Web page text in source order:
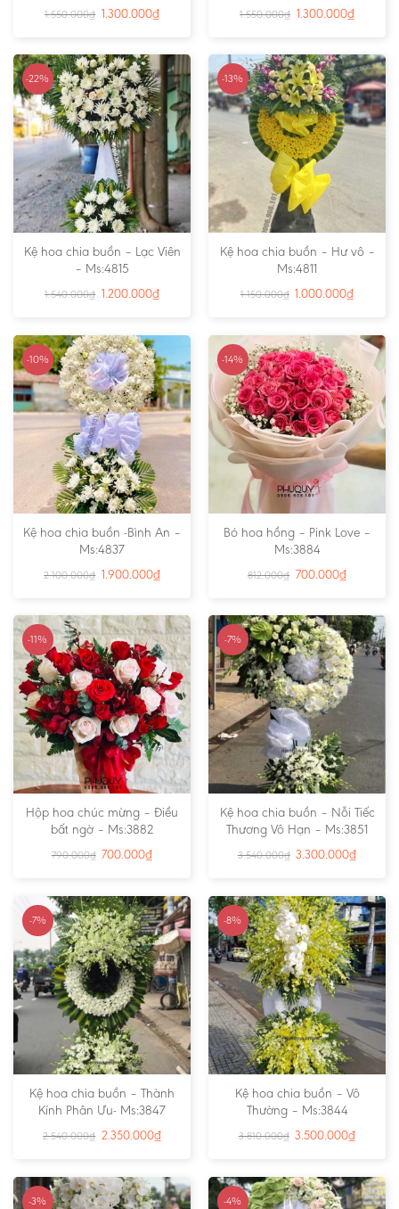
1.550.000₫ 1.300.000₫ 1.550.000₫ 1.300.000₫
-22%
Kệ hoa chia buồn – Lạc Viên
– Ms:4815
1.540.000₫ 1.200.000₫
-13%
Kệ hoa chia buồn – Hư vô –
Ms:4811
1.150.000₫ 1.000.000₫
-10%
Kệ hoa chia buồn -Bình An –
Ms:4837
2.100.000₫ 1.900.000₫
-14%
Bó hoa hồng – Pink Love –
Ms:3884
812.000₫ 700.000₫
-11%
Hộp hoa chúc mừng – Điều
bất ngờ – Ms:3882
790.000₫ 700.000₫
-7%
Kệ hoa chia buồn – Nỗi Tiếc
Thương Vô Hạn – Ms:3851
3.540.000₫ 3.300.000₫
-7%
Kệ hoa chia buồn – Thành
Kính Phân Ưu- Ms:3847
2.540.000₫ 2.350.000₫
-8%
Kệ hoa chia buồn – Vô
Thường – Ms:3844
3.810.000₫ 3.500.000₫
-3% -4%